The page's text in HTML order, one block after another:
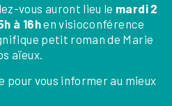
vous auront lieu le mardi 2
à 16hen visioconférence
petit roman de Marie
aïeux.
pour vous informer au mieux